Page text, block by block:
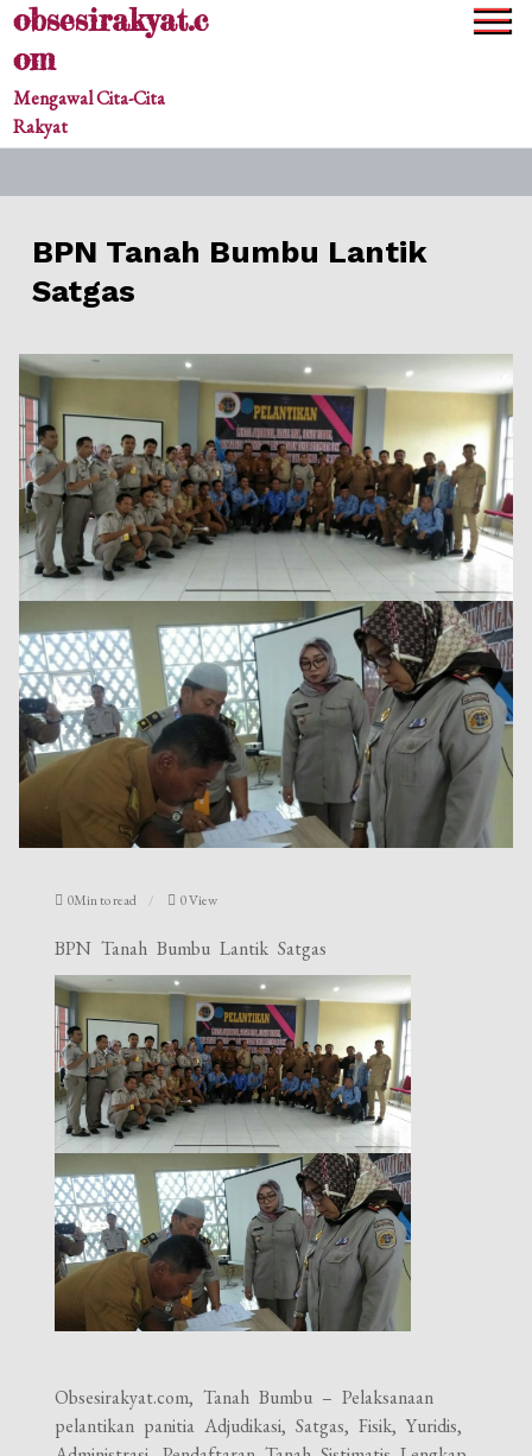
Skipobsesirakyat.c
om
Mengawal Cita-Cita
Rakyat
BPN Tanah Bumbu Lantik
Satgas
0Min to read 0 View
BPN Tanah Bumbu Lantik Satgas
Obsesirakyat.com, Tanah Bumbu – Pelaksanaan
pelantikan panitia Adjudikasi, Satgas, Fisik, Yuridis,